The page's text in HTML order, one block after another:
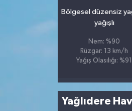
Bölgesel düzensiz
yağışlı
Nem: %90
Rüzgar: 13 km/h
Yağış Olasılığı: %91
Yağlıdere